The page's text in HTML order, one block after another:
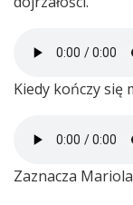
Kiedy kończy się
Zaznacza